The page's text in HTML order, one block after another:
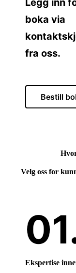
Legg inn
boka via
fra oss.
Bestill
Velg oss for
Ekspertise